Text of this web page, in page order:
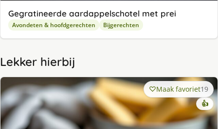
Gegratineerde aardappelschotel met prei
Avondeten & hoofdgerechten Bijgerechten
Lekker hierbij
Maak favoriet19
👍